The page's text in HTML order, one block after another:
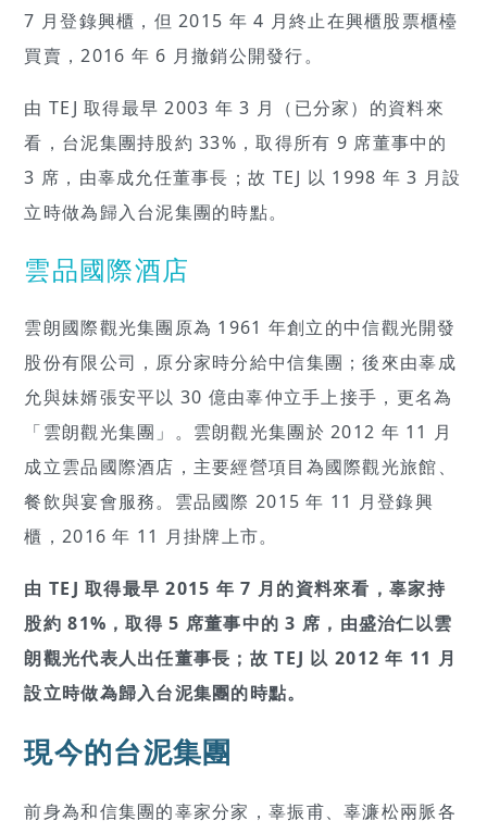
7 月登錄興櫃，但 2015 年 4 月終止在興櫃股票櫃檯
買賣，2016 年 6 月撤銷公開發行。
由 TEJ 取得最早 2003 年 3 月（已分家）的資料來
看，台泥集團持股約 33%，取得所有 9 席董事中的
3 席，由辜成允任董事長；故 TEJ 以 1998 年 3 月設
立時做為歸入台泥集團的時點。
雲品國際酒店
雲朗國際觀光集團原為 1961 年創立的中信觀光開發
股份有限公司，原分家時分給中信集團；後來由辜成
允與妹婿張安平以 30 億由辜仲立手上接手，更名為
「雲朗觀光集團」。雲朗觀光集團於 2012 年 11 月
成立雲品國際酒店，主要經營項目為國際觀光旅館、
餐飲與宴會服務。雲品國際 2015 年 11 月登錄興
櫃，2016 年 11 月掛牌上市。
由 TEJ 取得最早 2015 年 7 月的資料來看，辜家持
股約 81%，取得 5 席董事中的 3 席，由盛治仁以雲
朗觀光代表人出任董事長；故 TEJ 以 2012 年 11 月
設立時做為歸入台泥集團的時點。
現今的台泥集團
前身為和信集團的辜家分家，辜振甫、辜濂松兩脈各